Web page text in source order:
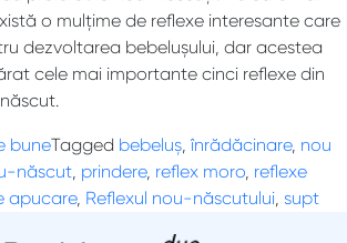
o mulțime de reflexe interesante care
dezvoltarea bebelușului, dar acestea
cele mai importante cinci reflexe din
buneTagged bebeluș, înrădăcinare, nou
născut, prindere, reflex moro, reflexe
apucare, Reflexul nou-născutului, supt